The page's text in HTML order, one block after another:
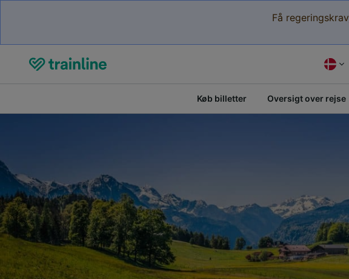
Få
Køb billetter Oversigt over rejse